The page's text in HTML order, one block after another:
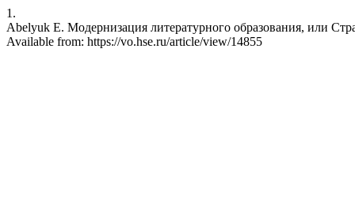
1.
Abelyuk E. Модернизация литературного образования, или
Available from: https://vo.hse.ru/article/view/14855